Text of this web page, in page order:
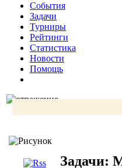
События
Задачи
Турниры
Рейтинги
Статистика
Новости
Помощь
Задачи: